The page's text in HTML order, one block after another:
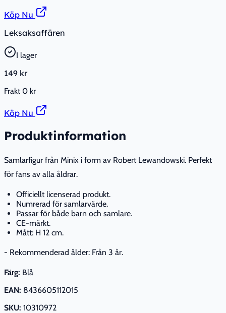
Köp Nu
Leksaksaffären
I lager
149 kr
Frakt0 kr
Köp Nu
Produktinformation
Samlarfigur från Minix i form av Robert Lewandowski. Perfekt
för fans av alla åldrar.
Officiellt licenserad produkt.
Numrerad för samlarvärde.
Passar för både barn och samlare.
CE-märkt.
Mått: H 12 cm.
- Rekommenderad ålder: Från 3 år.
Färg: Blå
EAN: 8436605112015
SKU: 10310972